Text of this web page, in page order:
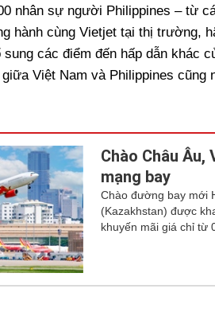
nhân sự người Philippines – từ
hành cùng Vietjet tại thị trường,
sung các điểm đến hấp dẫn khác
Việt Nam và Philippines cũng
Chào Châu
mạng bay
Chào đường bay mới
(Kazakhstan) được
khuyến mãi giá chỉ từ